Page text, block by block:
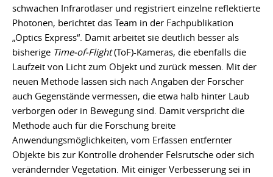
schwachen Infrarotlaser und registriert einzelne reflektierte
Photonen, berichtet das Team in der Fachpublikation
„Optics Express“. Damit arbeitet sie deutlich besser als
bisherige Time-of-Flight(ToF)-Kameras, die ebenfalls die
Laufzeit von Licht zum Objekt und zurück messen. Mit der
neuen Methode lassen sich nach Angaben der Forscher
auch Gegenstände vermessen, die etwa halb hinter Laub
verborgen oder in Bewegung sind. Damit verspricht die
Methode auch für die Forschung breite
Anwendungsmöglichkeiten, vom Erfassen entfernter
Objekte bis zur Kontrolle drohender Felsrutsche oder sich
verändernder Vegetation. Mit einiger Verbesserung sei in